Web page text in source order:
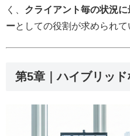
く、 クライアント毎の状況
ーとしての役割が求められて
第5章｜ハイブリッ